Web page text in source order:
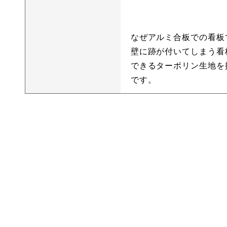
なぜアルミ合板での看
壁に跡が付いてしまう
できるターポリン生地
です。